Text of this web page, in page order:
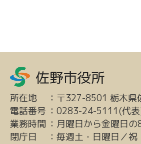
所在地 ： 〒327-8501 栃木県
電話番号 ： 0283-24-5111(代
業務時間 ： 月曜日から金曜日
閉庁日
： 毎週土・日曜日／